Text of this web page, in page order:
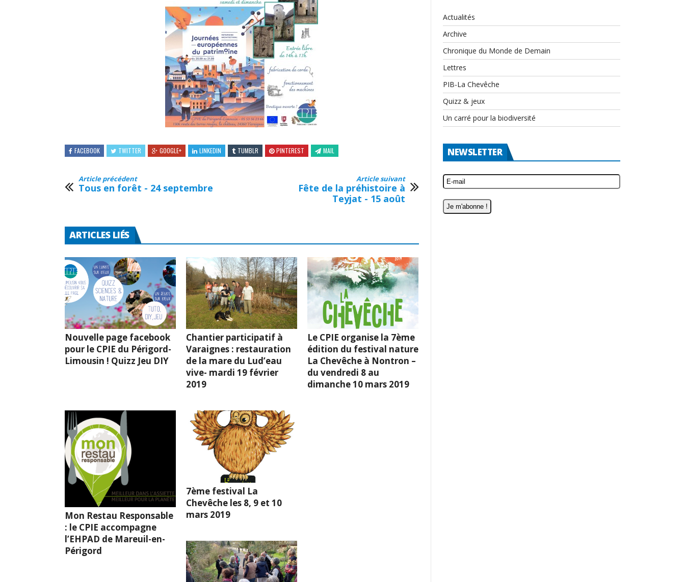
FACEBOOK TWITTER GOOGLE+ LINKEDIN TUMBLR PINTEREST MAIL
Article précédent
Tous en forêt - 24 septembre
Article suivant
Fête de la préhistoire à
Teyjat - 15 août
ARTICLES LIÉS
Nouvelle page facebook
pour le CPIE du Périgord-
Limousin ! Quizz Jeu DIY
Chantier participatif à
Varaignes : restauration
de la mare du Lud’eau
vive- mardi 19 février
2019
Le CPIE organise la 7ème
édition du festival nature
La Chevêche à Nontron –
du vendredi 8 au
dimanche 10 mars 2019
Mon Restau Responsable
: le CPIE accompagne
l’EHPAD de Mareuil-en-
Périgord
7ème festival La
Chevêche les 8, 9 et 10
mars 2019
Actualités
Archive
Chronique du Monde de Demain
Lettres
PIB-La Chevêche
Quizz & jeux
Un carré pour la biodiversité
NEWSLETTER